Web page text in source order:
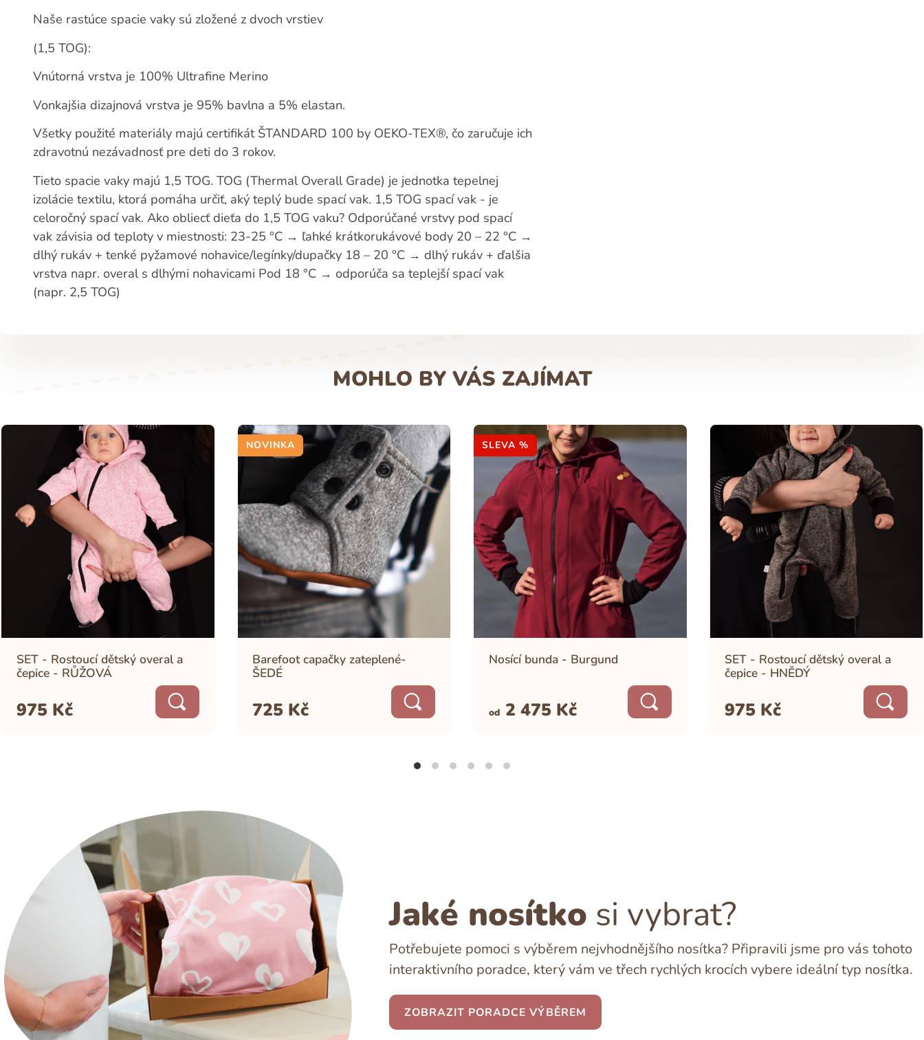
Naše rastúce spacie vaky sú zložené z dvoch vrstiev
(1,5 TOG):
Vnútorná vrstva je 100% Ultrafine Merino
Vonkajšia dizajnová vrstva je 95% bavlna a 5% elastan.
Všetky použité materiály majú certifikát ŠTANDARD 100 by OEKO-TEX®, čo zaručuje ich
zdravotnú nezávadnosť pre deti do 3 rokov.
Tieto spacie vaky majú 1,5 TOG. TOG (Thermal Overall Grade) je jednotka tepelnej
izolácie textilu, ktorá pomáha určiť, aký teplý bude spací vak. 1,5 TOG spací vak - je
celoročný spací vak. Ako obliecť dieťa do 1,5 TOG vaku? Odporúčané vrstvy pod spací
vak závisia od teploty v miestnosti: 23-25 °C → ľahké krátkorukávové body 20 – 22 °C →
dlhý rukáv + tenké pyžamové nohavice/legínky/dupačky 18 – 20 °C → dlhý rukáv + ďalšia
vrstva napr. overal s dlhými nohavicami Pod 18 °C → odporúča sa teplejší spací vak
(napr. 2,5 TOG)
MOHLO BY VÁS ZAJÍMAT
SET - Rostoucí dětský overal a
čepice - RŮŽOVÁ
975 Kč
NOVINKA
Barefoot capačky zateplené-
ŠEDÉ
725 Kč
SLEVA %
Nosící bunda - Burgund
od 2 475 Kč
SET - Rostoucí dětský overal a
čepice - HNĚDÝ
975 Kč
Jaké nosítko si vybrat?
Potřebujete pomoci s výběrem nejvhodnějšího nosítka? Připravili jsme pro vás tohoto
interaktivního poradce, který vám ve třech rychlých krocích vybere ideální typ nosítka.
ZOBRAZIT PORADCE VÝBĚREM